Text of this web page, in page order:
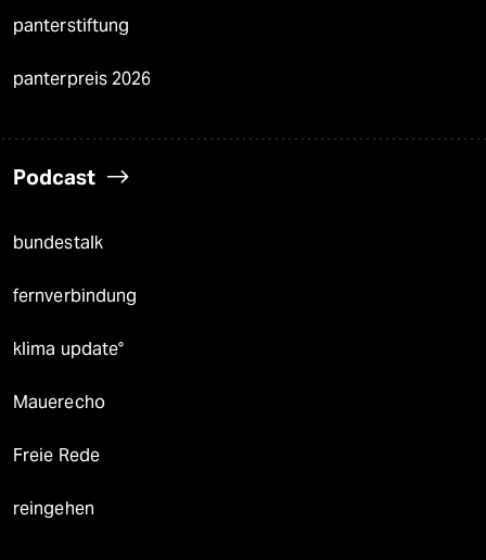
panterstiftung
panterpreis 2026
Podcast
bundestalk
fernverbindung
klima update°
Mauerecho
Freie Rede
reingehen